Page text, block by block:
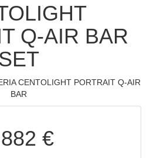
Q-AIR BAR
SET
CENTOLIGHT PORTRAIT Q-AIR
BAR
€